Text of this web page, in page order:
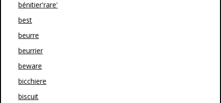
bénitier'rare'
best
beurre
beurrier
beware
bicchiere
biscuit